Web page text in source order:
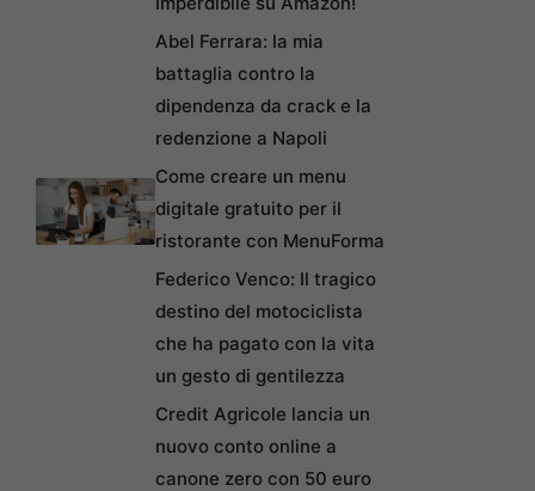
Abel Ferrara: la mia
battaglia contro la
dipendenza da crack e la
redenzione a Napoli
Come creare un menu
digitale gratuito per il
ristorante con MenuForma
Federico Venco: Il tragico
destino del motociclista
che ha pagato con la vita
un gesto di gentilezza
Credit Agricole lancia un
nuovo conto online a
canone zero con 50 euro